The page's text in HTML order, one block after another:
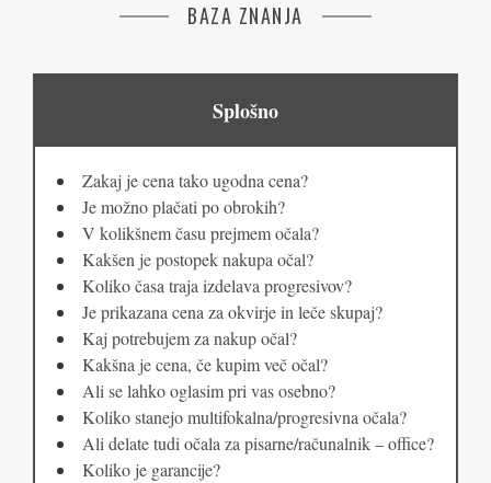
BAZA ZNANJA
Splošno
Zakaj je cena tako ugodna cena?
Je možno plačati po obrokih?
V kolikšnem času prejmem očala?
Kakšen je postopek nakupa očal?
Koliko časa traja izdelava progresivov?
Je prikazana cena za okvirje in leče skupaj?
Kaj potrebujem za nakup očal?
Kakšna je cena, če kupim več očal?
Ali se lahko oglasim pri vas osebno?
Koliko stanejo multifokalna/progresivna očala?
Ali delate tudi očala za pisarne/računalnik – office?
Koliko je garancije?